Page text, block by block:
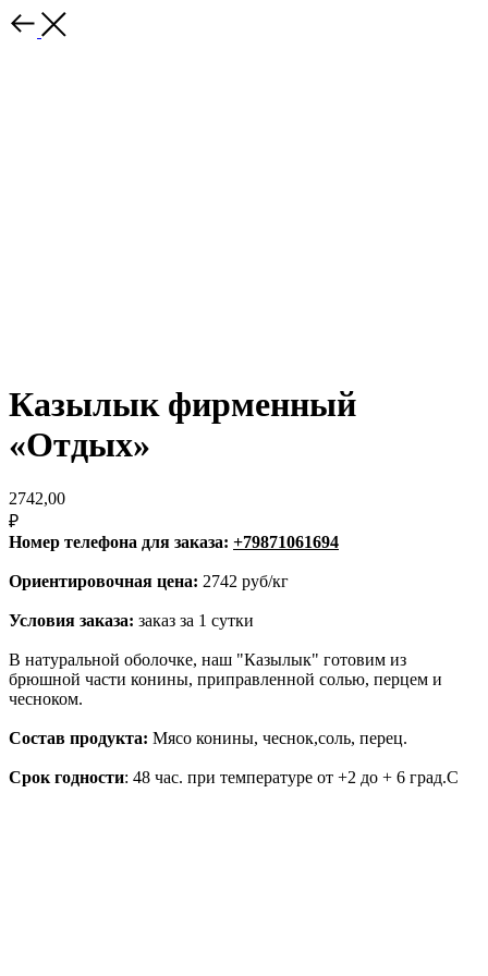
Казылык фирменный
«Отдых»
2742,00
₽
Номер телефона для заказа: +79871061694
Ориентировочная цена: 2742 руб/кг
Условия заказа: заказ за 1 сутки
В натуральной оболочке, наш "Казылык" готовим из
брюшной части конины, приправленной солью, перцем и
чесноком.
Состав продукта: Мясо конины, чеснок,соль, перец.
Срок годности: 48 час. при температуре от +2 до + 6 град.С